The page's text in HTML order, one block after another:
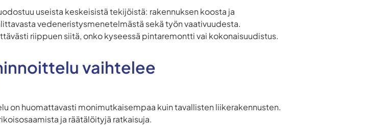
useista keskeisistä tekijöistä: rakennuksen koosta ja
vedeneristysmenetelmästä sekä työn vaativuudesta.
riippuen siitä, onko kyseessä pintaremontti vai kokonaisuudistus.
vaihtelee
on huomattavasti monimutkaisempaa kuin tavallisten liikerakennusten.
ja räätälöityjä ratkaisuja.